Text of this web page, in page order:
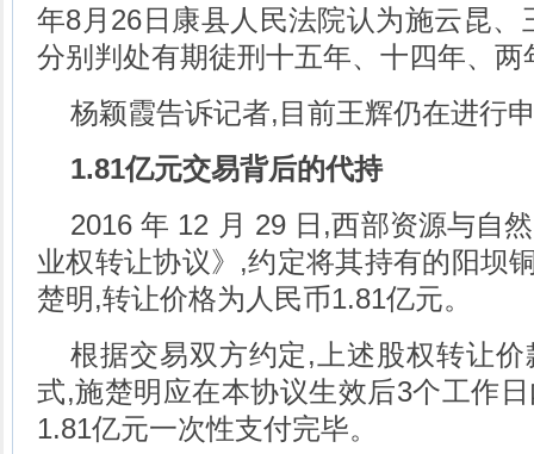
年8月26日康县人民法院认为施云昆
分别判处有期徒刑十五年、十四年、
杨颖霞告诉记者,目前王辉仍在进行
1.81亿元交易背后的代持
2016 年 12 月 29 日,西部资源与自
业权转让协议》,约定将其持有的阳坝
楚明,转让价格为人民币1.81亿元。
根据交易双方约定,上述股权转让
式,施楚明应在本协议生效后3个工作
1.81亿元一次性支付完毕。